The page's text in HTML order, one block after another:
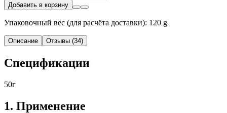
Добавить в корзину
Упаковочный вес (для расчёта доставки): 120 g
Описание Отзывы (34)
Спецификации
50г
1. Применение